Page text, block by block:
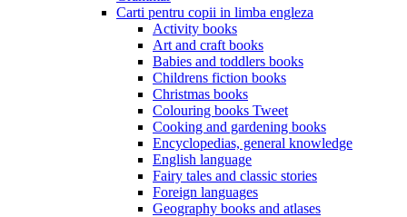
Carti pentru copii in limba engleza
Activity books
Art and craft books
Babies and toddlers books
Childrens fiction books
Christmas books
Colouring books Tweet
Cooking and gardening books
Encyclopedias, general knowledge
English language
Fairy tales and classic stories
Foreign languages
Geography books and atlases